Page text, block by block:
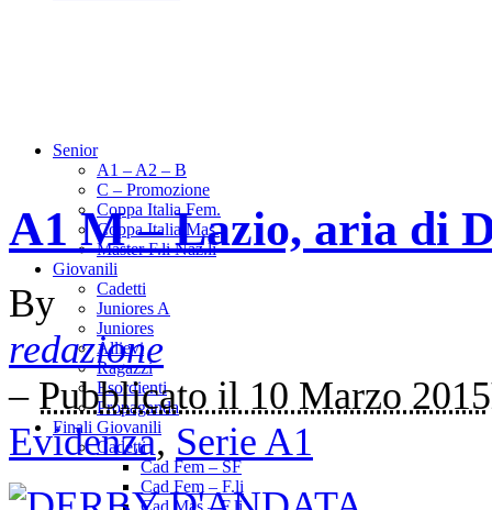
Senior
A1 – A2 – B
C – Promozione
Coppa Italia Fem.
Coppa Italia Mas.
Master F.li Naz.li
Giovanili
Cadetti
Juniores A
Juniores
Allievi
Ragazzi
Esordienti
Propaganda
Finali Giovanili
Cadetti
Cad Fem – SF
Cad Fem – F.li
Cad Mas – F.li
A1 M – Lazio, aria di
By
redazione
– Pubblicato il 10 Marzo 2015
Evidenza, Serie A1